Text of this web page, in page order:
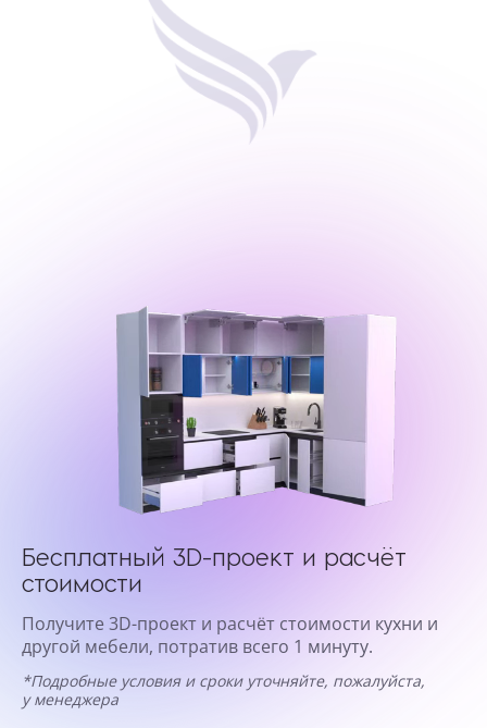
Бесплатный 3D-проект и расчёт
стоимости
Получите 3D-проект и расчёт стоимости кухни и
другой мебели, потратив всего 1 минуту.
*Подробные условия и сроки уточняйте, пожалуйста,
у менеджера